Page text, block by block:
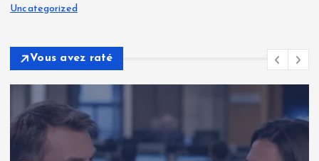
Uncategorized
Vous avez raté